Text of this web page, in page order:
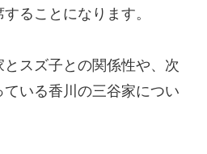
ることになります。
スズ子との関係性や、次
いる香川の三谷家につい